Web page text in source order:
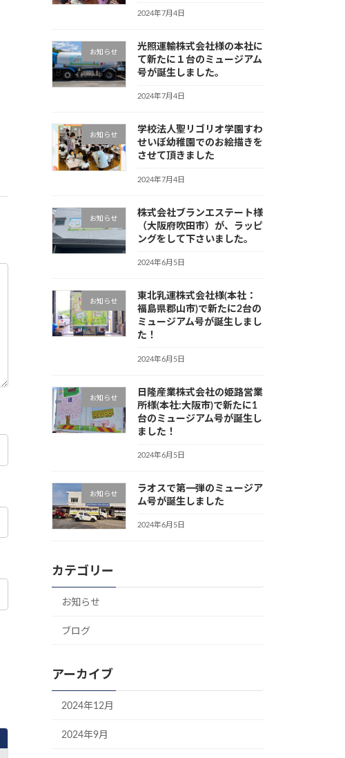
2024年7月4日
お知らせ
光照運輸株式会社様の本社に
て新たに１台のミュージアム
号が誕生しました。
2024年7月4日
お知らせ
学校法人聖リゴリオ学園すわ
せいぼ幼稚園でのお絵描きを
させて頂きました
2024年7月4日
お知らせ
株式会社ブランエステート様
（大阪府吹田市）が、ラッピ
ングをして下さいました。
2024年6月5日
お知らせ
東北乳運株式会社様(本社：
福島県郡山市)で新たに2台の
ミュージアム号が誕生しまし
た！
2024年6月5日
お知らせ
日隆産業株式会社の姫路営業
所様(本社:大阪市)で新たに1
台のミュージアム号が誕生し
ました！
2024年6月5日
お知らせ
ラオスで第一弾のミュージア
ム号が誕生しました
2024年6月5日
カテゴリー
お知らせ
ブログ
アーカイブ
2024年12月
2024年9月